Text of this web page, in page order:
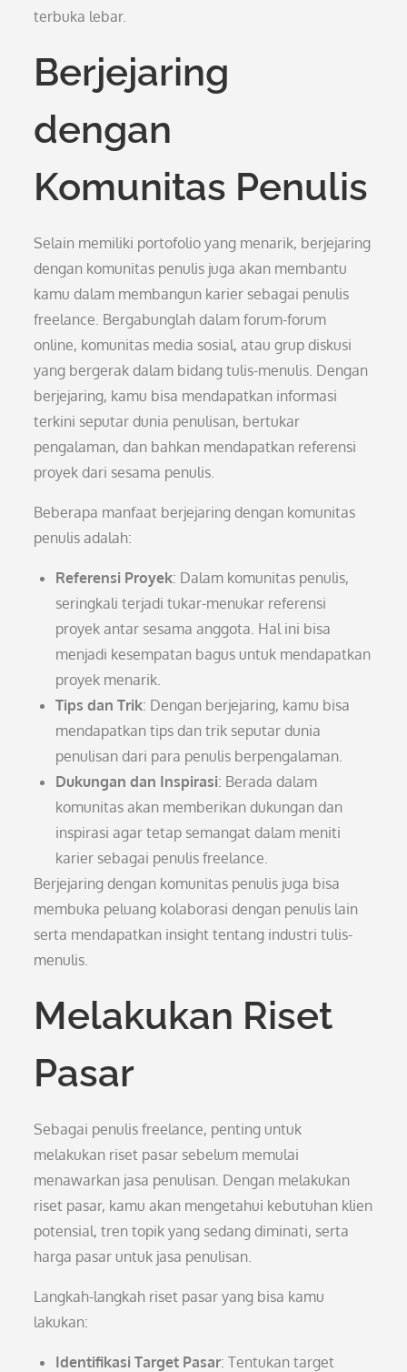
terbuka lebar.
Berjejaring
dengan
Komunitas Penulis
Selain memiliki portofolio yang menarik, berjejaring
dengan komunitas penulis juga akan membantu
kamu dalam membangun karier sebagai penulis
freelance. Bergabunglah dalam forum-forum
online, komunitas media sosial, atau grup diskusi
yang bergerak dalam bidang tulis-menulis. Dengan
berjejaring, kamu bisa mendapatkan informasi
terkini seputar dunia penulisan, bertukar
pengalaman, dan bahkan mendapatkan referensi
proyek dari sesama penulis.
Beberapa manfaat berjejaring dengan komunitas
penulis adalah:
Referensi Proyek: Dalam komunitas penulis,
seringkali terjadi tukar-menukar referensi
proyek antar sesama anggota. Hal ini bisa
menjadi kesempatan bagus untuk mendapatkan
proyek menarik.
Tips dan Trik: Dengan berjejaring, kamu bisa
mendapatkan tips dan trik seputar dunia
penulisan dari para penulis berpengalaman.
Dukungan dan Inspirasi: Berada dalam
komunitas akan memberikan dukungan dan
inspirasi agar tetap semangat dalam meniti
karier sebagai penulis freelance.
Berjejaring dengan komunitas penulis juga bisa
membuka peluang kolaborasi dengan penulis lain
serta mendapatkan insight tentang industri tulis-
menulis.
Melakukan Riset
Pasar
Sebagai penulis freelance, penting untuk
melakukan riset pasar sebelum memulai
menawarkan jasa penulisan. Dengan melakukan
riset pasar, kamu akan mengetahui kebutuhan klien
potensial, tren topik yang sedang diminati, serta
harga pasar untuk jasa penulisan.
Langkah-langkah riset pasar yang bisa kamu
lakukan:
Identifikasi Target Pasar: Tentukan target